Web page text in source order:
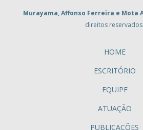
Murayama, Affonso Ferreira e Mota
direitos reservados.
HOME
ESCRITÓRIO
EQUIPE
ATUAÇÃO
PUBLICAÇÕES